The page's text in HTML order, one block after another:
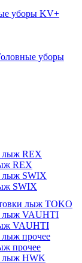
уборы KV+
уборы
REX
SWIX
лыж TOKO
VAUHTI
прочее